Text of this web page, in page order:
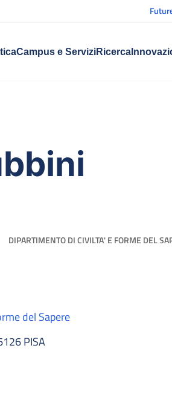
Campus e ServiziRicerca
DIPARTIMENTO DI CIVILTA' E FORME DEL
del Sapere
PISA